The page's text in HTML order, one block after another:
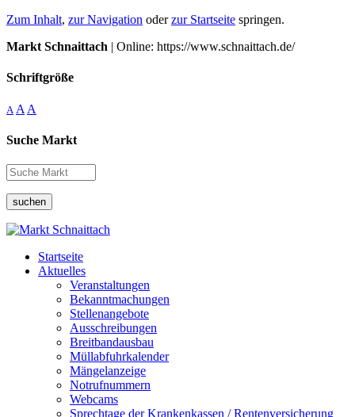
Zum Inhalt, zur Navigation oderzur Startseite springen.
Markt Schnaittach | Online: https://www.schnaittach.de/
Schriftgröße
A A A
Suche Markt
suchen
Startseite
Aktuelles
Veranstaltungen
Bekanntmachungen
Stellenangebote
Ausschreibungen
Breitbandausbau
Müllabfuhrkalender
Mängelanzeige
Notrufnummern
Webcams
Sprechtage der Krankenkassen / Rentenversicherung